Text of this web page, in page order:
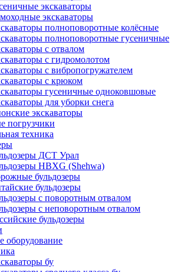
экскаваторы
экскаваторы
полноповоротные колёсные
полноповоротные гусеничные
с отвалом
с гидромолотом
с вибропогружателем
с крюком
гусеничные одноковшовые
для уборки снега
экскаваторы
погрузчики
техника
ДСТ Урал
HBXG (Shehwa)
бульдозеры
бульдозеры
с поворотным отвалом
с неповоротным отвалом
бульдозеры
оборудование
бу